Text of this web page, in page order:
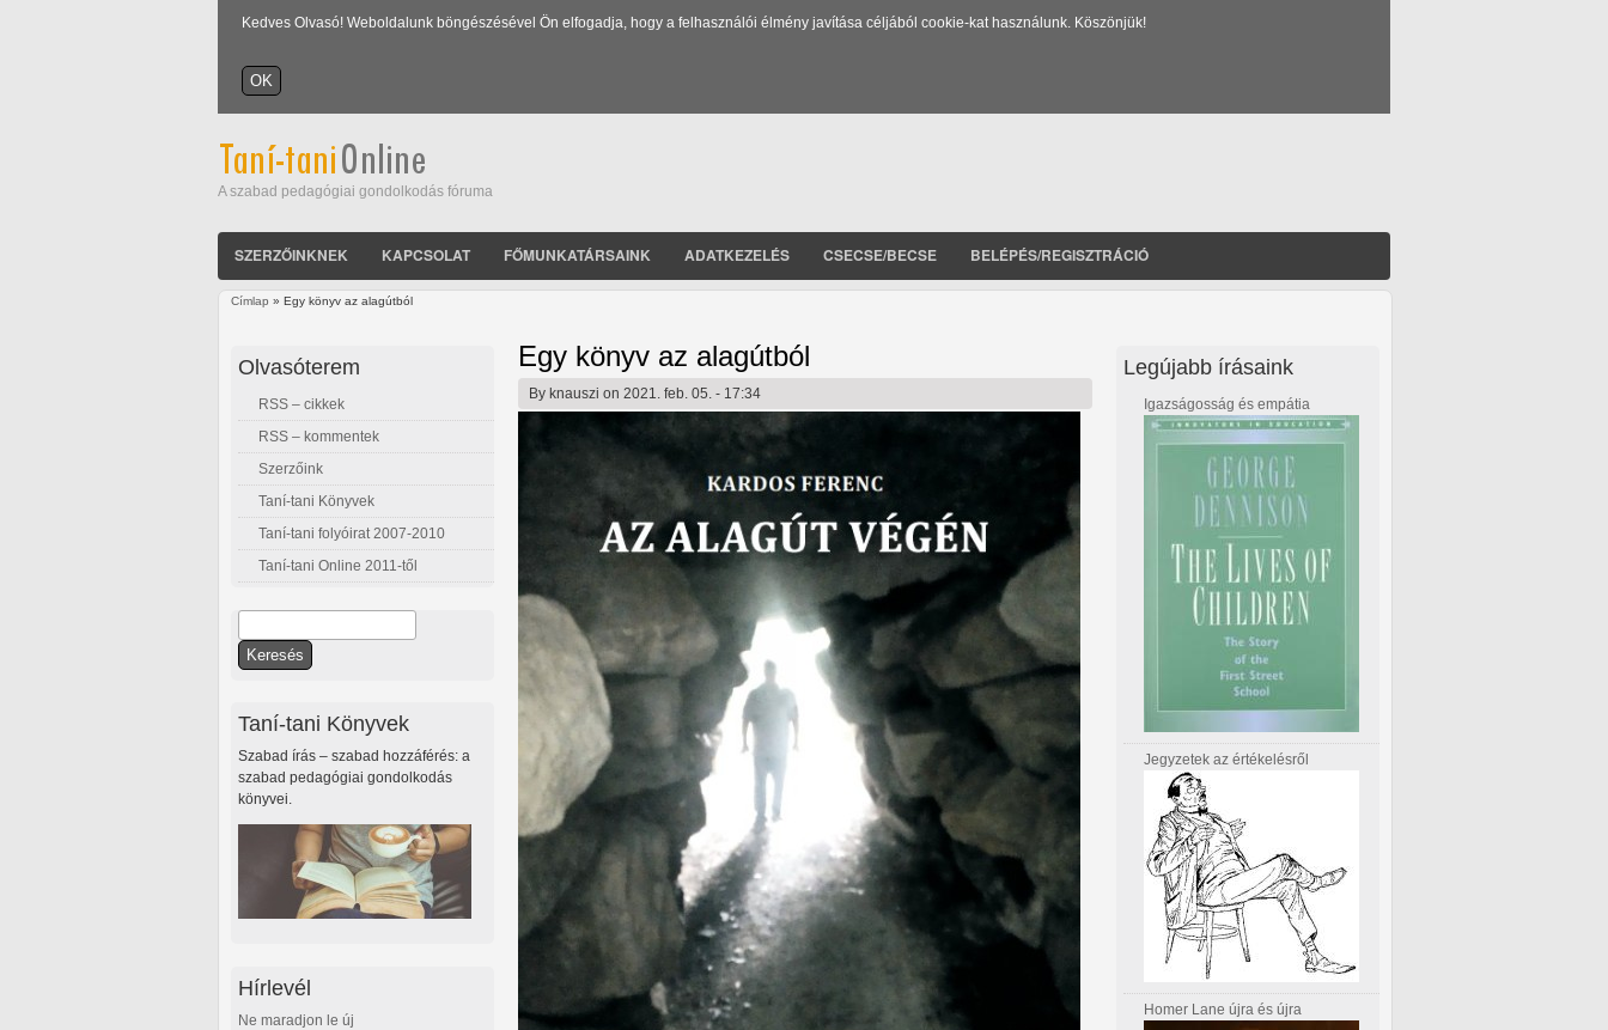
Kedves Olvasó! Weboldalunk böngészésével Ön elfogadja, hogy a felhasználói élmény javítása céljából cookie-kat használunk. Köszönjük!
A szabad pedagógiai gondolkodás fóruma
SZERZŐINKNEK KAPCSOLAT FŐMUNKATÁRSAINK ADATKEZELÉS CSECSE/BECSE BELÉPÉS/REGISZTRÁCIÓ
Címlap » Egy könyv az alagútból
Egy könyv az alagútból
By knauszi on 2021. feb. 05. - 17:34
Olvasóterem
RSS – cikkek
RSS – kommentek
Szerzőink
Taní-tani Könyvek
Taní-tani folyóirat 2007-2010
Taní-tani Online 2011-től
Keresés űrlap
Taní-tani Könyvek
Szabad írás – szabad hozzáférés: a
szabad pedagógiai gondolkodás
könyvei.
Hírlevél
Ne maradjon le új
Legújabb írásaink
Igazságosság és empátia
Jegyzetek az értékelésről
Homer Lane újra és újra